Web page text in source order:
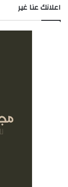
اعلانك عنا غير